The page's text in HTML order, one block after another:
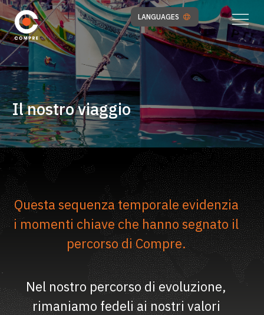
LANGUAGES
Il nostro viaggio
Questa sequenza temporale evidenzia
i momenti chiave che hanno segnato il
percorso di Compre.
Nel nostro percorso di evoluzione,
rimaniamo fedeli ai nostri valori